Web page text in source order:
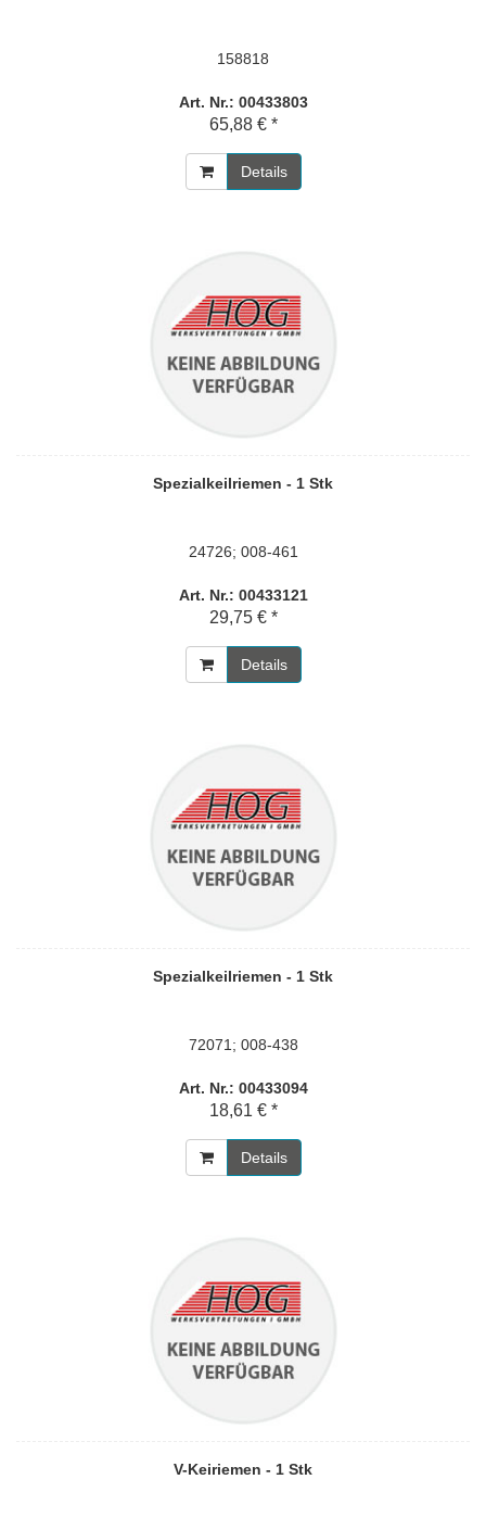
158818
Art. Nr.: 00433803
65,88 € *
Details
Spezialkeilriemen - 1 Stk
24726; 008-461
Art. Nr.: 00433121
29,75 € *
Details
Spezialkeilriemen - 1 Stk
72071; 008-438
Art. Nr.: 00433094
18,61 € *
Details
V-Keiriemen - 1 Stk